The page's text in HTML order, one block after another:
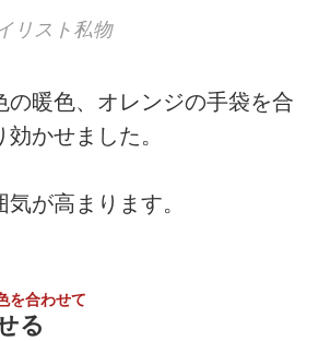
リスト私物
の暖色、オレンジの手袋を合
かせました。
が高まります。
を合わせて
る